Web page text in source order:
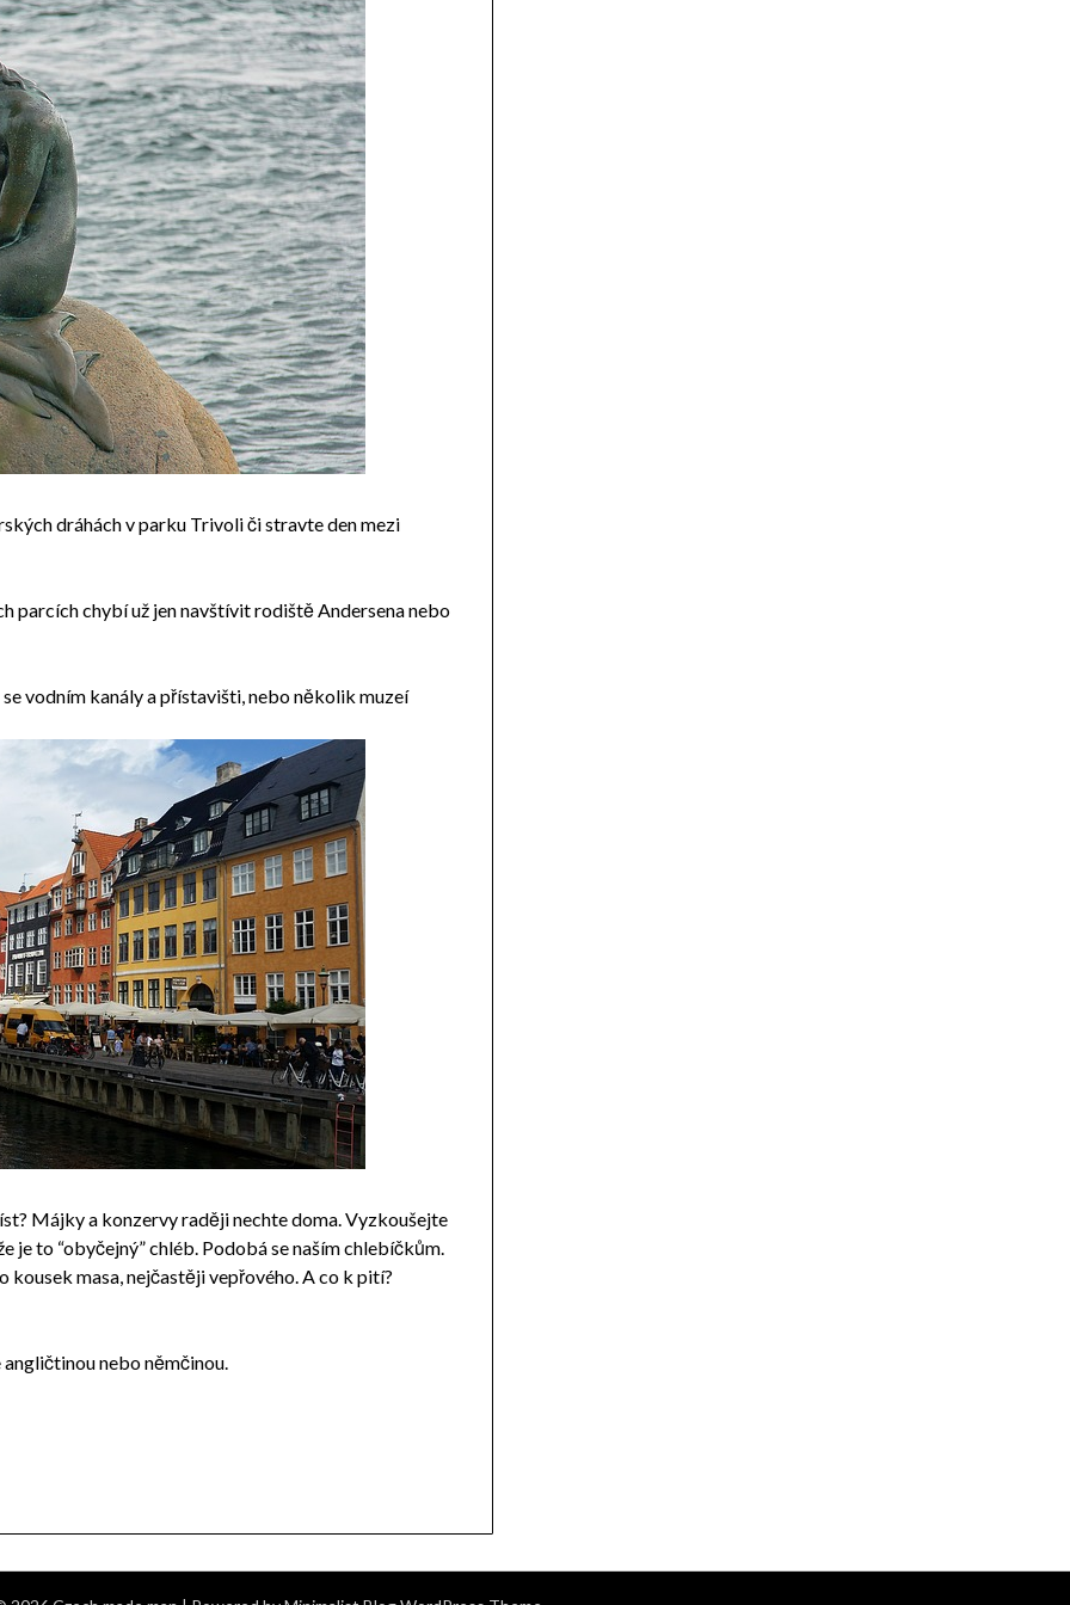
dráhách v parku Trivoli či stravte den mezi
parcích chybí už jen navštívit rodiště Andersena nebo
vodním kanály a přístavišti, nebo několik muzeí
Májky a konzervy raději nechte doma. Vyzkoušejte
to “obyčejný” chléb. Podobá se naším chlebíčkům.
masa, nejčastěji vepřového. A co k pití?
nebo němčinou.